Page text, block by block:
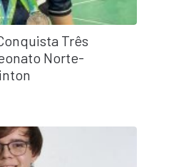
Três
Norte-